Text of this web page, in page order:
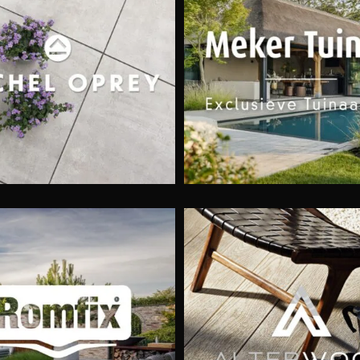
tuinen met een
uitstraling
Byzonder
Alterwood Tophoveniers